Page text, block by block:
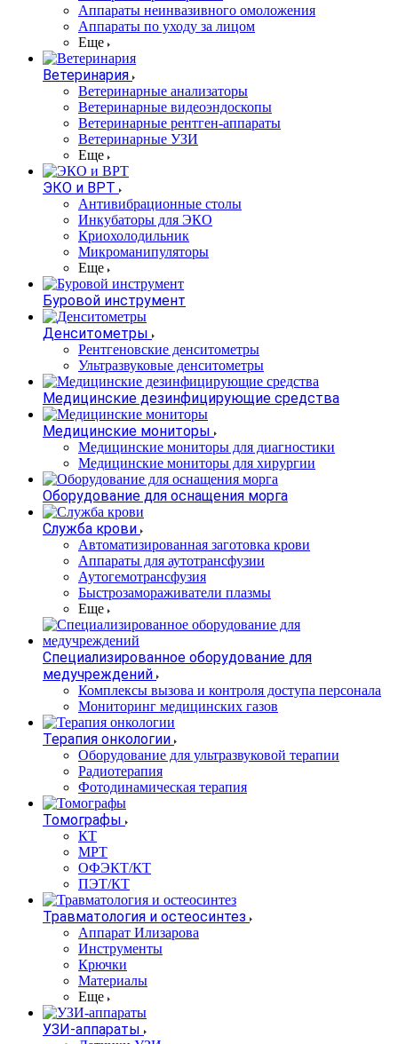
Аппараты неинвазивного омоложения
Аппараты по уходу за лицом
Еще
Ветеринария
Ветеринарные анализаторы
Ветеринарные видеоэндоскопы
Ветеринарные рентген-аппараты
Ветеринарные УЗИ
Еще
ЭКО и ВРТ
Антивибрационные столы
Инкубаторы для ЭКО
Криохолодильник
Микроманипуляторы
Еще
Буровой инструмент
Денситометры
Рентгеновские денситометры
Ультразвуковые денситометры
Медицинские дезинфицирующие средства
Медицинские мониторы
Медицинские мониторы для диагностики
Медицинские мониторы для хирургии
Оборудование для оснащения морга
Служба крови
Автоматизированная заготовка крови
Аппараты для аутотрансфузии
Аутогемотрансфузия
Быстрозамораживатели плазмы
Еще
Специализированное оборудование для
медучреждений
Комплексы вызова и контроля доступа персонала
Мониторинг медицинских газов
Терапия онкологии
Оборудование для ультразвуковой терапии
Радиотерапия
Фотодинамическая терапия
Томографы
КТ
МРТ
ОФЭКТ/КТ
ПЭТ/КТ
Травматология и остеосинтез
Аппарат Илизарова
Инструменты
Крючки
Материалы
Еще
УЗИ-аппараты